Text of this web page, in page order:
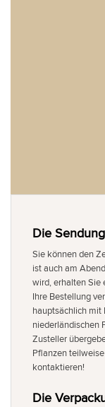
Die Sendung
Sie können den
ist auch am
wird, erhalten Sie
Ihre Bestellung
hauptsächlich mit
niederländischen
Zusteller
Pflanzen
kontaktieren!
Die